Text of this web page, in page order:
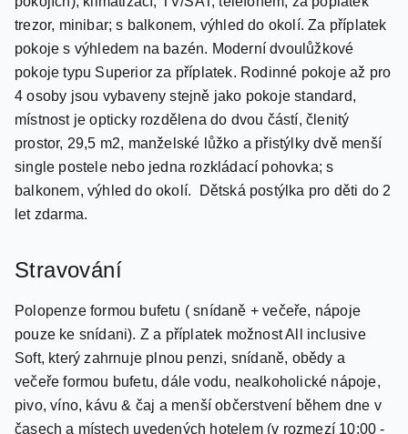
vlastní koupelnou (fén, sprchový kout ve většině
pokojích), klimatizací, TV/SAT, telefonem, za poplatek
trezor, minibar; s balkonem, výhled do okolí. Za příplatek
pokoje s výhledem na bazén. Moderní dvoulůžkové
pokoje typu Superior za příplatek. Rodinné pokoje až pro
4 osoby jsou vybaveny stejně jako pokoje standard,
místnost je opticky rozdělena do dvou částí, členitý
prostor, 29,5 m2, manželské lůžko a přistýlky dvě menší
Stravování
Polopenze formou bufetu ( snídaně + večeře, nápoje
pouze ke snídani). Z a příplatek možnost All inclusive
Soft, který zahrnuje plnou penzi, snídaně, obědy a
večeře formou bufetu, dále vodu, nealkoholické nápoje,